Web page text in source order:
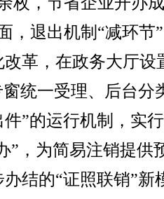
，退出机制“减环节
革，在政务大厅设
统一受理、后台分
”的运行机制，实
”，为简易注销提供
结的“证照联销”新